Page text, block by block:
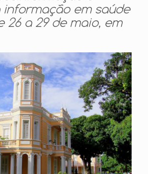
em saúde
26 a 29 de maio, em